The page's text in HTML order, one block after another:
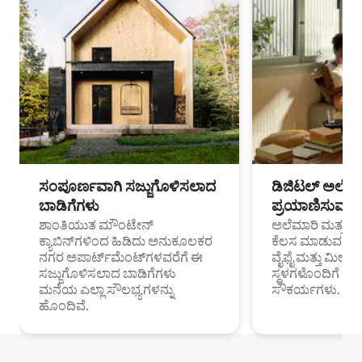
ಸಂಪೂರ್ಣವಾಗಿ ಸಜ್ಜುಗೊಳಿಸಲಾದ
ಬಾಡಿಗೆಗಳು
ಶಾಂತಿಯುತ ಮೌಂಟೇನ್
ಕ್ಯಾಬಿನ್‌ಗಳಿಂದ ಹಿಡಿದು ಅನುಕೂಲಕರ
ನಗರ ಅಪಾರ್ಟ್‌ಮೆಂಟ್‌ಗಳವರೆಗೆ ಈ
ಸಜ್ಜುಗೊಳಿಸಲಾದ ಬಾಡಿಗೆಗಳು
ಮನೆಯ ಎಲ್ಲಾ ಸೌಲಭ್ಯಗಳನ್ನು
ಹೊಂದಿವೆ.
ಡಿಜಿಟಲ್
ಪ್ರಯಾಣಿಸುವ
ಅಲೆಮಾರಿ ಮತ್ತು
ಕೆಲಸ ಮಾಡುವ
ವೈಫೈ ಮತ್ತು
ಸ್ಥಳಗಳೊಂದಿಗೆ
ಸೌಕರ್ಯಗಳು.